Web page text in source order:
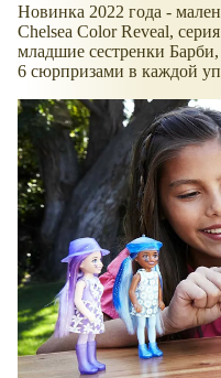
Новинка 2022 года -
Chelsea Color Reveal,
младшие сестренки
6 сюрпризами в каждой